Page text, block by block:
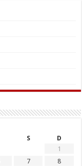
S
D
1
7
8